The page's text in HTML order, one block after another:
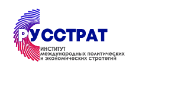
Перейти к основному содержанию